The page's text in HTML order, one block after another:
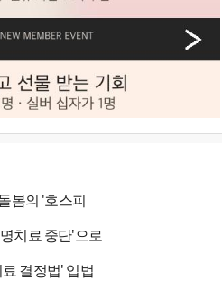
봄의 '호스피
치료 중단'으로
결정법' 입법